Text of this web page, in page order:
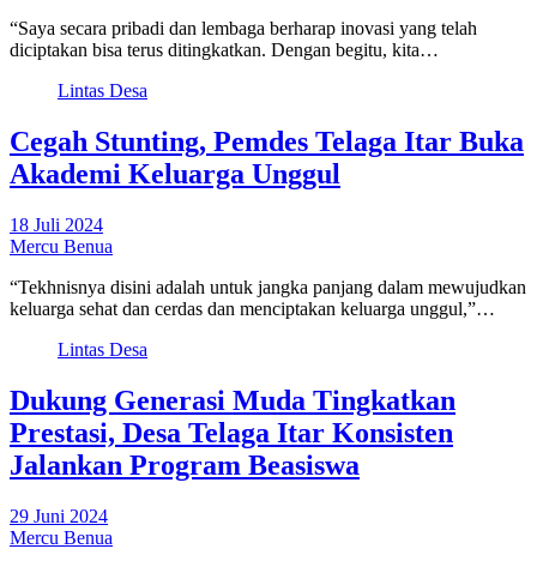
“Saya secara pribadi dan lembaga berharap inovasi yang telah
diciptakan bisa terus ditingkatkan. Dengan begitu, kita…
Lintas Desa
Cegah Stunting, Pemdes Telaga Itar Buka
Akademi Keluarga Unggul
18 Juli 2024
Mercu Benua
“Tekhnisnya disini adalah untuk jangka panjang dalam mewujudkan
keluarga sehat dan cerdas dan menciptakan keluarga unggul,”…
Lintas Desa
Dukung Generasi Muda Tingkatkan
Prestasi, Desa Telaga Itar Konsisten
Jalankan Program Beasiswa
29 Juni 2024
Mercu Benua